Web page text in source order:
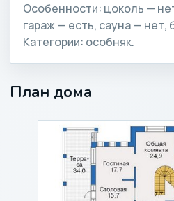
Особенности: цоколь —
гараж — есть, сауна — нет,
Категории: особняк.
План дома